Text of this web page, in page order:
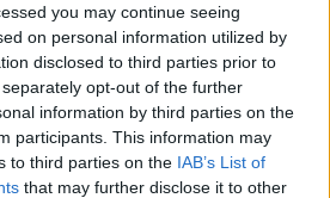
you may continue seeing
on personal information utilized by
disclosed to third parties prior to
opt-out of the further
information by third parties on the
participants. This information may
to third parties on the IAB’s List of
that may further disclose it to other
ο στόχος παραμένει ένας: η
μας, της κοινωνίας μας υπέρ
είναι μια μεγάλη
δεν μένει πίσω, τότε όλοι